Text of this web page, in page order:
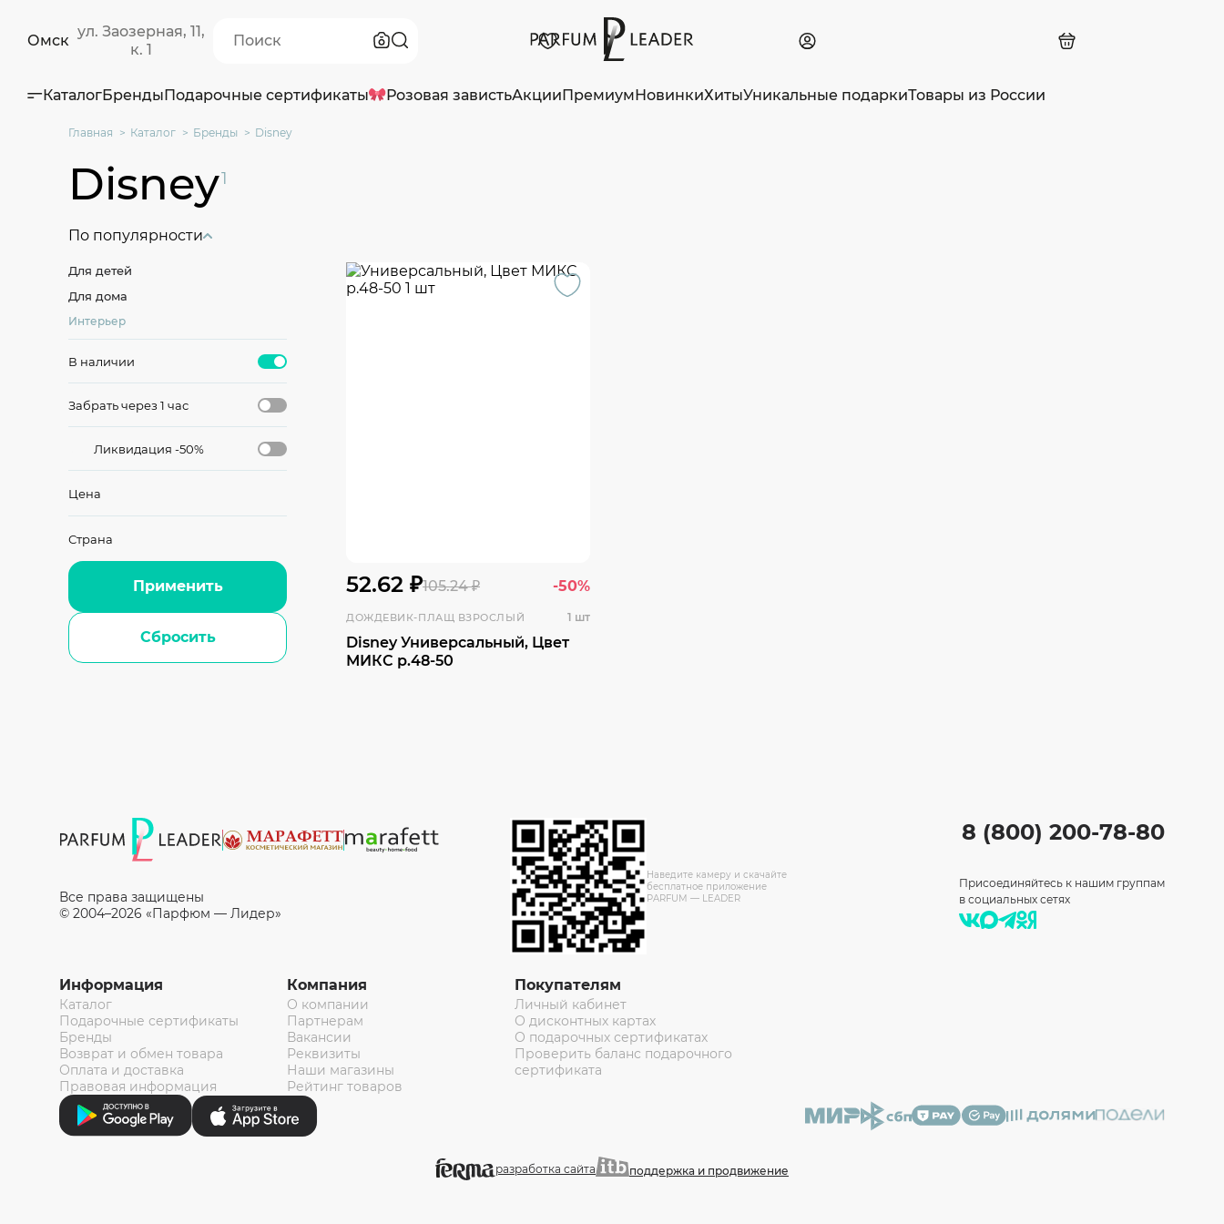
Омск
ул. Заозерная, 11,
к. 1
КаталогБрендыПодарочные сертификаты Розовая завистьАкцииПремиумНовинкиХитыУникальные подаркиТовары из России
Главная Каталог Бренды Disney
Disney1
По популярности
Для детей
Для дома
Интерьер
В наличии
Забрать через 1 час
Ликвидация -50%
Цена
Страна
Применить
Сбросить
52.62 ₽105.24 ₽ -50%
ДОЖДЕВИК-ПЛАЩ ВЗРОСЛЫЙ 1 шт
Disney Универсальный, Цвет
МИКС р.48-50
Все права защищены
© 2004–2026 «Парфюм — Лидер»
Наведите камеру и скачайте
бесплатное приложение
PARFUM — LEADER
Информация
Каталог
Подарочные сертификаты
Бренды
Возврат и обмен товара
Оплата и доставка
Правовая информация
Компания
О компании
Партнерам
Вакансии
Реквизиты
Наши магазины
Рейтинг товаров
Покупателям
Личный кабинет
О дисконтных картах
О подарочных сертификатах
Проверить баланс подарочного
сертификата
8 (800) 200-78-80
Присоединяйтесь к нашим группам
в социальных сетях
разработка сайта поддержка и продвижение